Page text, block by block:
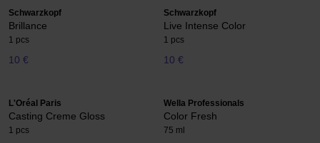
Schwarzkopf
Brillance
1 pcs
10 €
Schwarzkopf
Live Intense Color
1 pcs
10 €
L'Oréal Paris
Casting Creme Gloss
1 pcs
Wella Professionals
Color Fresh
75 ml